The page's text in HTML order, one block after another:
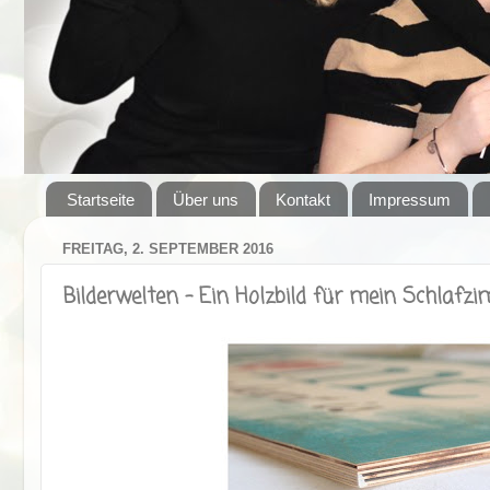
Startseite Über uns Kontakt Impressum
FREITAG, 2. SEPTEMBER 2016
Bilderwelten - Ein Holzbild für mein